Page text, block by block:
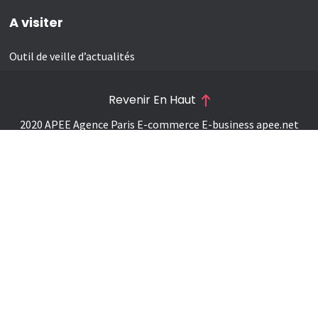
A visiter
Outil de veille d’actualités
2020 APEE Agence Paris E-commerce E-business apee.net
Revenir En Haut